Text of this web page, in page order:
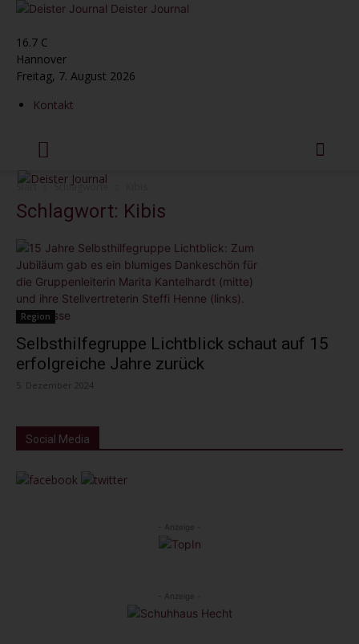
Deister Journal
16.7 C
Hannover
Freitag, 7. August 2026
Kontakt
Start Schlagworte
Schlagwort: Kibis
Region
Selbsthilfegruppe Lichtblick schaut auf 15
erfolgreiche Jahre zurück
5. Dezember 2024
Social Media
- Anzeige -
- Anzeige -